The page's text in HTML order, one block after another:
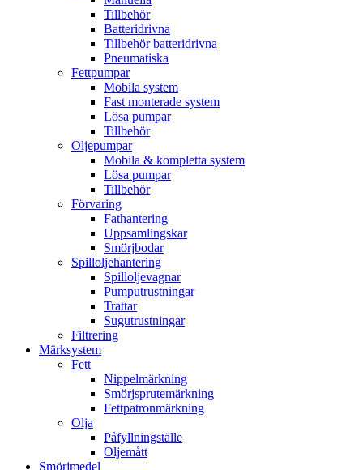
Tillbehör
Batteridrivna
Tillbehör batteridrivna
Pneumatiska
Fettpumpar
Mobila system
Fast monterade system
Lösa pumpar
Tillbehör
Oljepumpar
Mobila & kompletta system
Lösa pumpar
Tillbehör
Förvaring
Fathantering
Uppsamlingskar
Smörjbodar
Spilloljehantering
Spilloljevagnar
Pumputrustningar
Trattar
Sugutrustningar
Filtrering
Märksystem
Fett
Nippelmärkning
Smörjsprutemärkning
Fettpatronmärkning
Olja
Påfyllningställe
Oljemått
Smörjmedel